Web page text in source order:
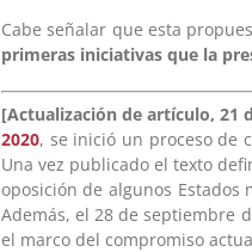
Cabe señalar que esta
primeras iniciativas que la
[Actualización de artículo, 21
2020, se inició un proceso de
Una vez publicado el texto
oposición de algunos
Además, el 28 de septiembre
el marco del compromiso